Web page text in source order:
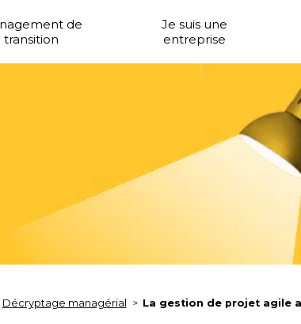
de
transition
Je suis une
entreprise
Décryptage managérial La gestion de projet agile